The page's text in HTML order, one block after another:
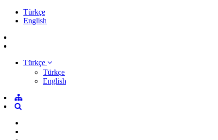
Türkçe
English
Türkçe
Türkçe
English